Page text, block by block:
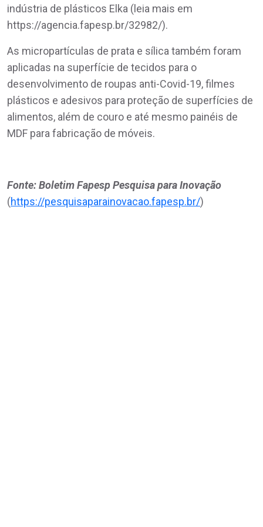
indústria de plásticos Elka (leia mais em
https://agencia.fapesp.br/32982/).
As micropartículas de prata e sílica também foram
aplicadas na superfície de tecidos para o
desenvolvimento de roupas anti-Covid-19, filmes
plásticos e adesivos para proteção de superfícies de
alimentos, além de couro e até mesmo painéis de
MDF para fabricação de móveis.
Fonte: Boletim Fapesp Pesquisa para Inovação
(https://pesquisaparainovacao.fapesp.br/)